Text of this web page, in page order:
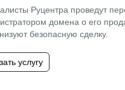
Руцентра проведут
домена о его
безопасную сделку.
услугу